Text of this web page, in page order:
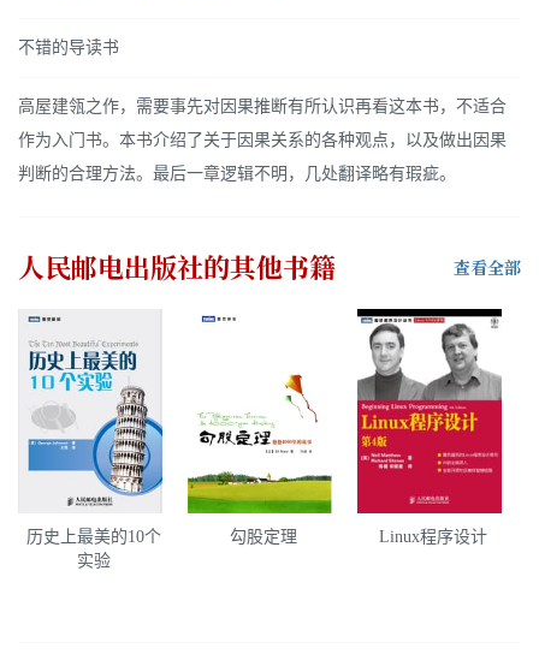
不错的导读书
高屋建瓴之作，需要事先对因果推断有所认识再看这本书，不适合
作为入门书。本书介绍了关于因果关系的各种观点，以及做出因果
判断的合理方法。最后一章逻辑不明，几处翻译略有瑕疵。
人民邮电出版社的其他书籍 查看全部
历史上最美的10个
实验
勾股定理 Linux程序设计